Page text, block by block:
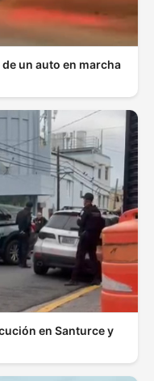
un auto en marcha
en Santurce y